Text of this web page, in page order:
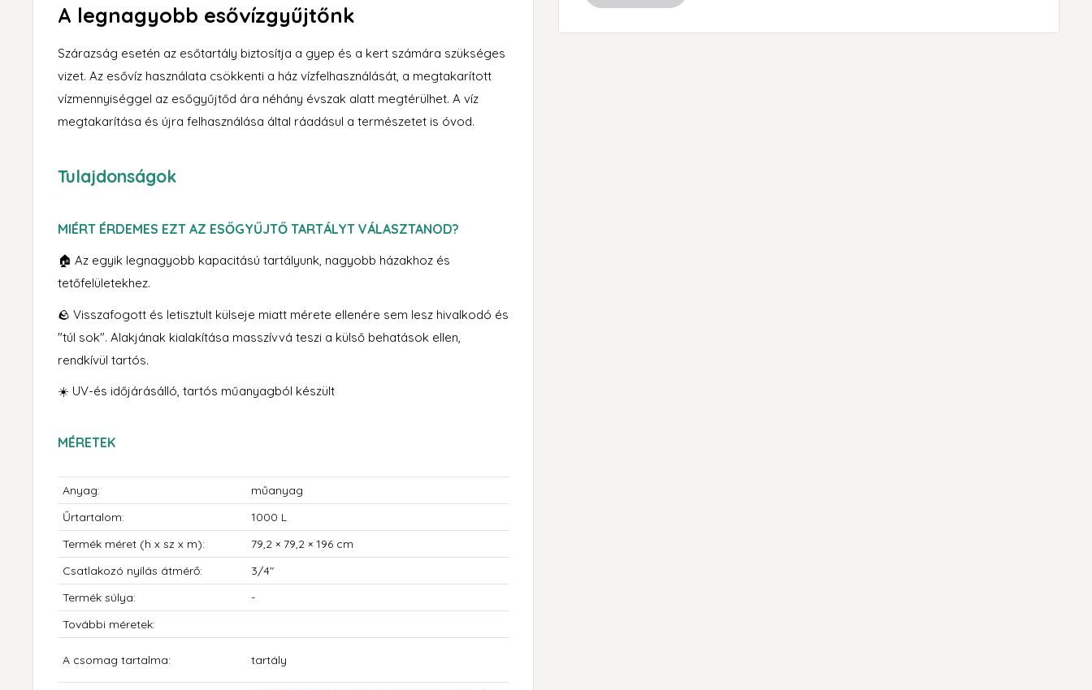
A legnagyobb esővízgyűjtőnk
Szárazság esetén az esőtartály biztosítja a gyep és a kert számára szükséges
vizet. Az esővíz használata csökkenti a ház vízfelhasználását, a megtakarított
vízmennyiséggel az esőgyűjtőd ára néhány évszak alatt megtérülhet. A víz
megtakarítása és újra felhasználása által ráadásul a természetet is óvod.
Tulajdonságok
MIÉRT ÉRDEMES EZT AZ ESŐGYŰJTŐ TARTÁLYT VÁLASZTANOD?
🏠 Az egyik legnagyobb kapacitású tartályunk, nagyobb házakhoz és
tetőfelületekhez.
🪨 Visszafogott és letisztult külseje miatt mérete ellenére sem lesz hivalkodó és
"túl sok". Alakjának kialakítása masszívvá teszi a külső behatások ellen,
rendkívül tartós.
☀️ UV-és időjárásálló, tartós műanyagból készült
MÉRETEK
Anyag:
műanyag
Űrtartalom:
1000 L
Termék méret (h x sz x m):
79,2 × 79,2 × 196 cm
Csatlakozó nyílás átmérő:
3/4"
Termék súlya:
-
További méretek:
A csomag tartalma: tartály